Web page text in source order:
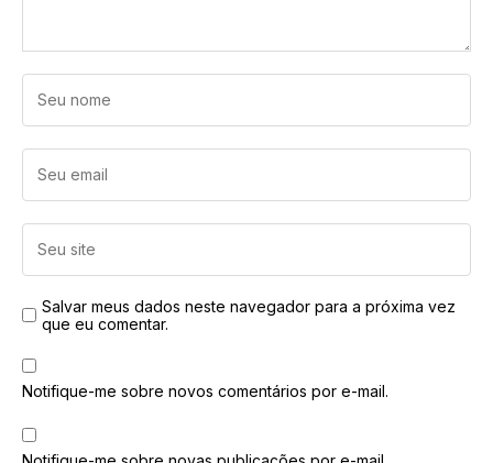
Salvar meus dados neste navegador para a próxima vez
que eu comentar.
Notifique-me sobre novos comentários por e-mail.